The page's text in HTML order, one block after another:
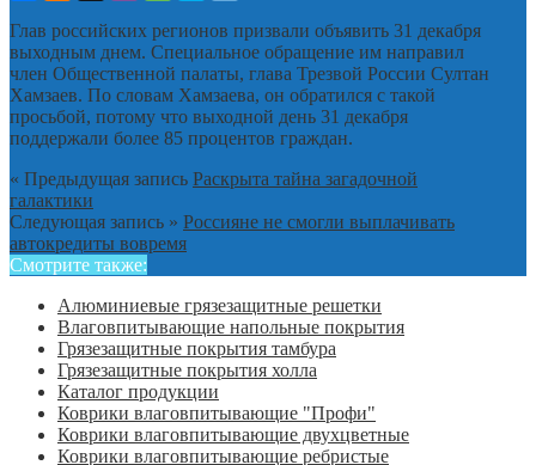
Глав российских регионов призвали объявить 31 декабря
выходным днем. Специальное обращение им направил
член Общественной палаты, глава Трезвой России Султан
Хамзаев. По словам Хамзаева, он обратился с такой
просьбой, потому что выходной день 31 декабря
поддержали более 85 процентов граждан.
« Предыдущая запись Раскрыта тайна загадочной
галактики
Следующая запись » Россияне не смогли выплачивать
автокредиты вовремя
Смотрите также:
Алюминиевые грязезащитные решетки
Влаговпитывающие напольные покрытия
Грязезащитные покрытия тамбура
Грязезащитные покрытия холла
Каталог продукции
Коврики влаговпитывающие "Профи"
Коврики влаговпитывающие двухцветные
Коврики влаговпитывающие ребристые